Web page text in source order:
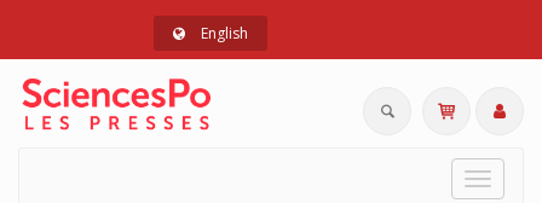
English
Toggle